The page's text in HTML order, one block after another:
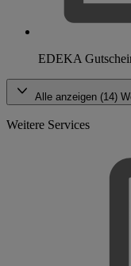
EDEKA
Alle anzeigen (14)
Weitere Services